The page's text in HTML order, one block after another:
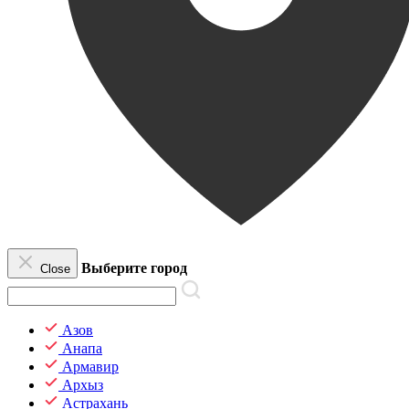
Close Выберите город
Азов
Анапа
Армавир
Архыз
Астрахань